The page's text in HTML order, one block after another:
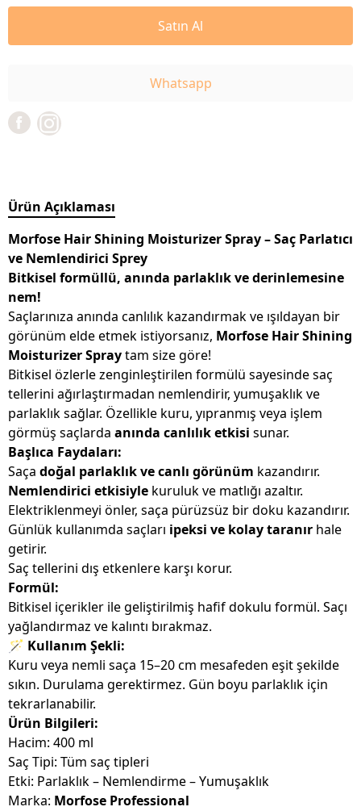
Satın Al
Whatsapp
Ürün Açıklaması
Morfose Hair Shining Moisturizer Spray – Saç Parlatıcı
ve Nemlendirici Sprey
Bitkisel formüllü, anında parlaklık ve derinlemesine
nem!
Saçlarınıza anında canlılık kazandırmak ve ışıldayan bir
görünüm elde etmek istiyorsanız, Morfose Hair Shining
Moisturizer Spraytam size göre!
Bitkisel özlerle zenginleştirilen formülü sayesinde saç
tellerini ağırlaştırmadan nemlendirir, yumuşaklık ve
parlaklık sağlar. Özellikle kuru, yıpranmış veya işlem
görmüş saçlarda anında canlılık etkisi sunar.
Başlıca Faydaları:
Saça doğal parlaklık ve canlı görünüm kazandırır.
Nemlendirici etkisiyle kuruluk ve matlığı azaltır.
Elektriklenmeyi önler, saça pürüzsüz bir doku kazandırır.
Günlük kullanımda saçları ipeksi ve kolay taranır hale
getirir.
Saç tellerini dış etkenlere karşı korur.
Formül:
Bitkisel içerikler ile geliştirilmiş hafif dokulu formül. Saçı
yağlandırmaz ve kalıntı bırakmaz.
🪄 Kullanım Şekli:
Kuru veya nemli saça 15–20 cm mesafeden eşit şekilde
sıkın. Durulama gerektirmez. Gün boyu parlaklık için
tekrarlanabilir.
Ürün Bilgileri:
Hacim: 400 ml
Saç Tipi: Tüm saç tipleri
Etki: Parlaklık – Nemlendirme – Yumuşaklık
Marka: Morfose Professional